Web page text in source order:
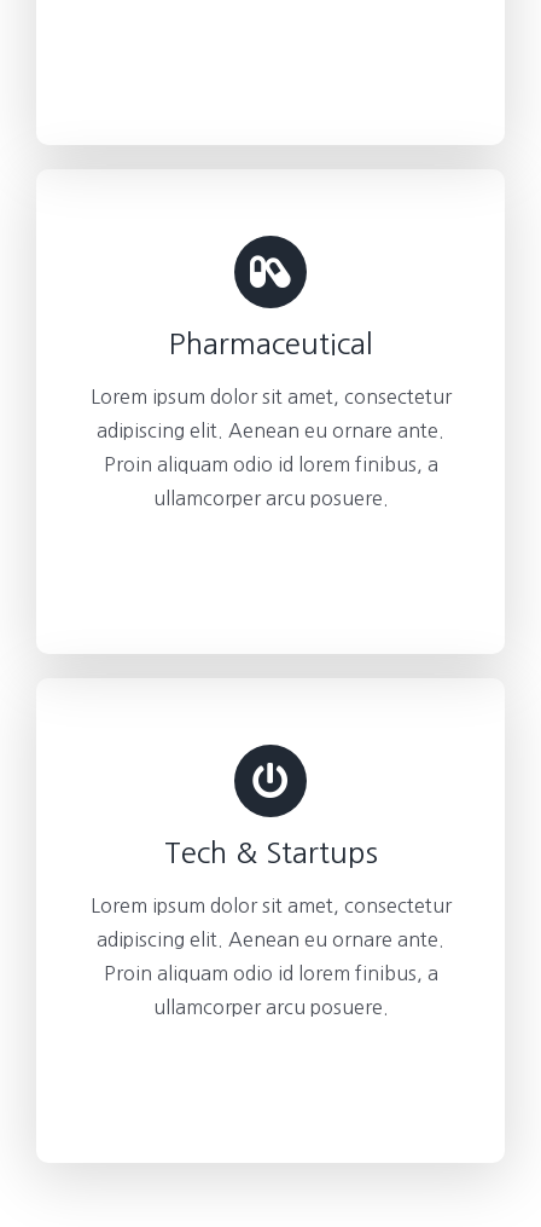
Pharmaceutical
Lorem ipsum dolor sit amet, consectetur
adipiscing elit. Aenean eu ornare ante.
Proin aliquam odio id lorem finibus, a
ullamcorper arcu posuere.
Tech & Startups
Lorem ipsum dolor sit amet, consectetur
adipiscing elit. Aenean eu ornare ante.
Proin aliquam odio id lorem finibus, a
ullamcorper arcu posuere.